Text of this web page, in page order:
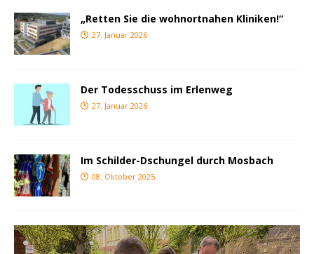
„Retten Sie die wohnortnahen Kliniken!“
27. Januar 2026
Der Todesschuss im Erlenweg
27. Januar 2026
Im Schilder-Dschungel durch Mosbach
08. Oktober 2025